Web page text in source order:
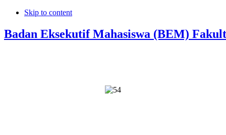
Skip to content
Badan Eksekutif Mahasiswa (BEM)